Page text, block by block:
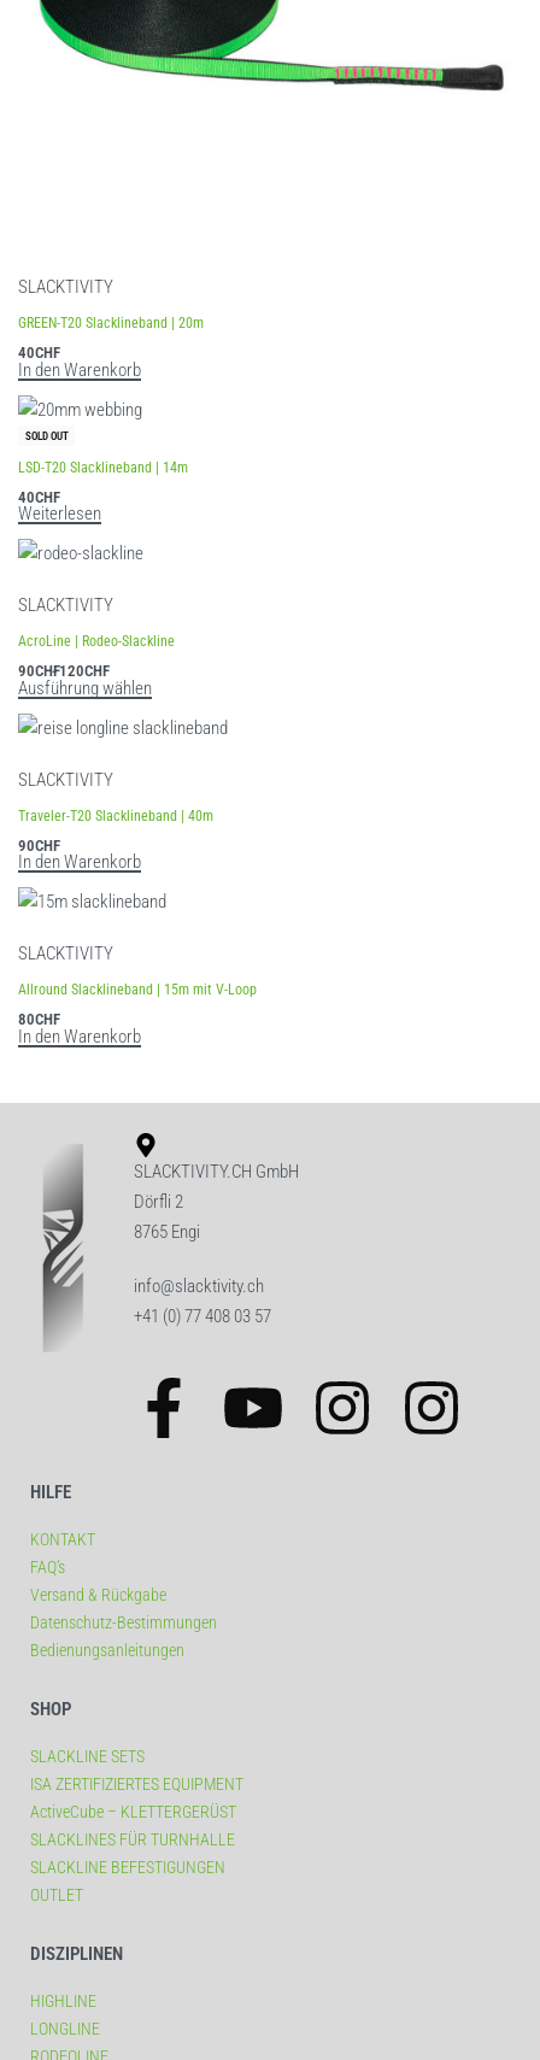
SLACKTIVITY
GREEN-T20 Slacklineband | 20m
40CHF
In den Warenkorb
SOLD OUT
LSD-T20 Slacklineband | 14m
40CHF
Weiterlesen
SLACKTIVITY
AcroLine | Rodeo-Slackline
90CHF120CHF
Ausführung wählen
SLACKTIVITY
Traveler-T20 Slacklineband | 40m
90CHF
In den Warenkorb
SLACKTIVITY
Allround Slacklineband | 15m mit V-Loop
80CHF
In den Warenkorb
SLACKTIVITY.CH GmbH
Dörfli 2
8765 Engi
info@slacktivity.ch
+41 (0) 77 408 03 57
HILFE
KONTAKT
FAQ’s
Versand & Rückgabe
Datenschutz-Bestimmungen
Bedienungsanleitungen
SHOP
SLACKLINE SETS
ISA ZERTIFIZIERTES EQUIPMENT
ActiveCube – KLETTERGERÜST
SLACKLINES FÜR TURNHALLE
SLACKLINE BEFESTIGUNGEN
OUTLET
DISZIPLINEN
HIGHLINE
LONGLINE